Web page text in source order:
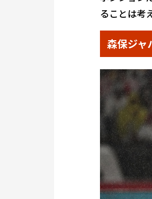
ることは考
森保ジャ